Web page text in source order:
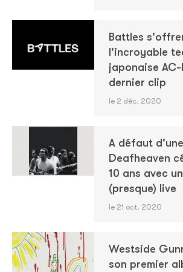
Battles
l'incroyable
japonaise
dernier clip
le 2 déc. 2020
A défaut
Deafheaven
10 ans avec
(presque) live
le 21 oct. 2020
Westside
son premier